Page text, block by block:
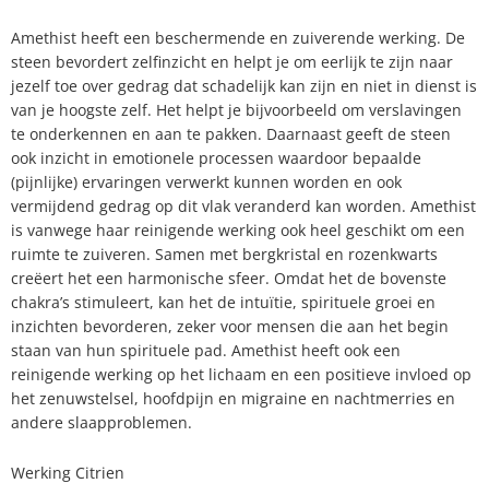
Amethist heeft een beschermende en zuiverende werking. De
steen bevordert zelfinzicht en helpt je om eerlijk te zijn naar
jezelf toe over gedrag dat schadelijk kan zijn en niet in dienst is
van je hoogste zelf. Het helpt je bijvoorbeeld om verslavingen
te onderkennen en aan te pakken. Daarnaast geeft de steen
ook inzicht in emotionele processen waardoor bepaalde
(pijnlijke) ervaringen verwerkt kunnen worden en ook
vermijdend gedrag op dit vlak veranderd kan worden. Amethist
is vanwege haar reinigende werking ook heel geschikt om een
ruimte te zuiveren. Samen met bergkristal en rozenkwarts
creëert het een harmonische sfeer. Omdat het de bovenste
chakra’s stimuleert, kan het de intuïtie, spirituele groei en
inzichten bevorderen, zeker voor mensen die aan het begin
staan van hun spirituele pad. Amethist heeft ook een
reinigende werking op het lichaam en een positieve invloed op
het zenuwstelsel, hoofdpijn en migraine en nachtmerries en
andere slaapproblemen.
Werking Citrien